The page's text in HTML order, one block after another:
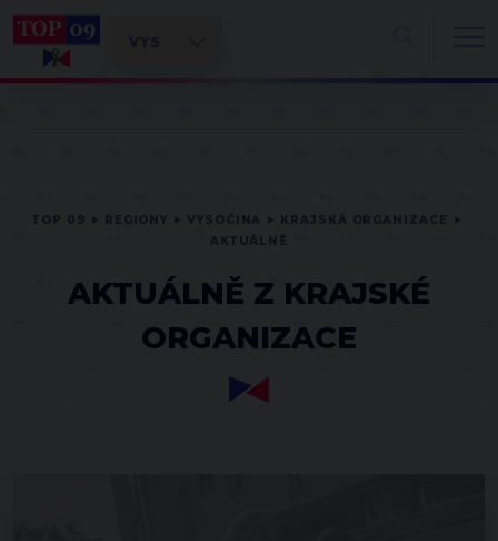
AKTUÁLNĚ Z KRAJSKÉ
ORGANIZACE